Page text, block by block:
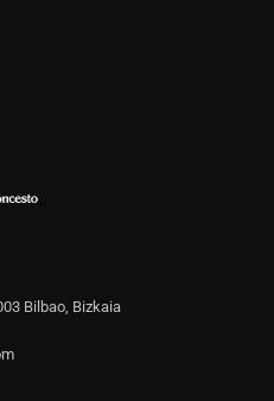
Bilbao, Bizkaia